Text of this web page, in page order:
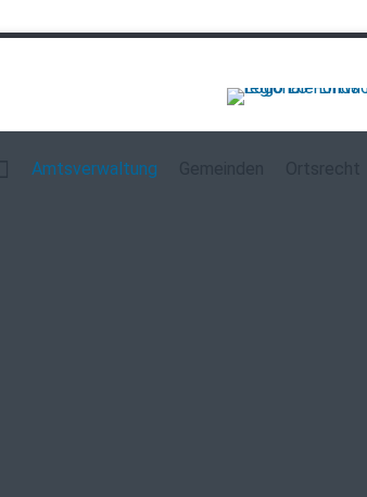
Amtsverwaltung